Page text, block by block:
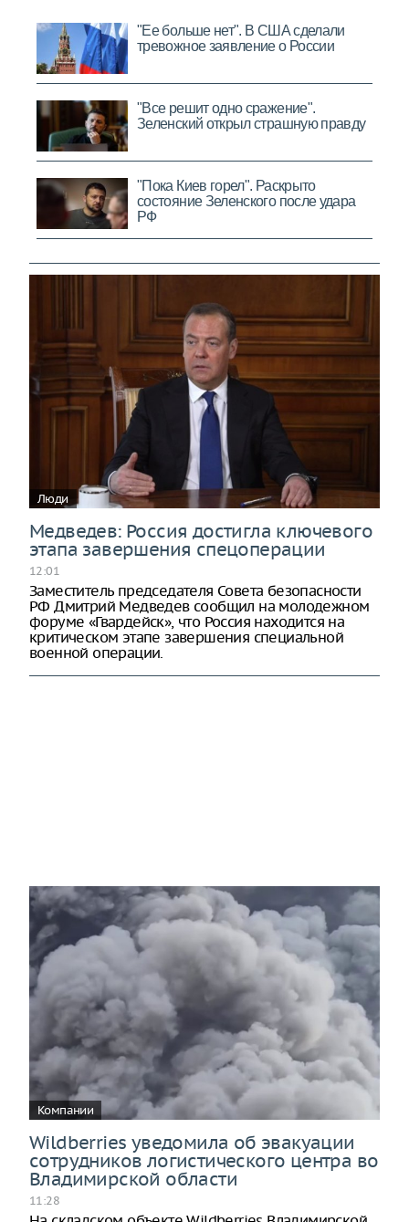
Люди
Медведев: Россия достигла ключевого
этапа завершения спецоперации
12:01
Заместитель председателя Совета безопасности
РФ Дмитрий Медведев сообщил на молодежном
форуме «Гвардейск», что Россия находится на
критическом этапе завершения специальной
военной операции.
Компании
Wildberries уведомила об эвакуации
сотрудников логистического центра во
Владимирской области
11:28